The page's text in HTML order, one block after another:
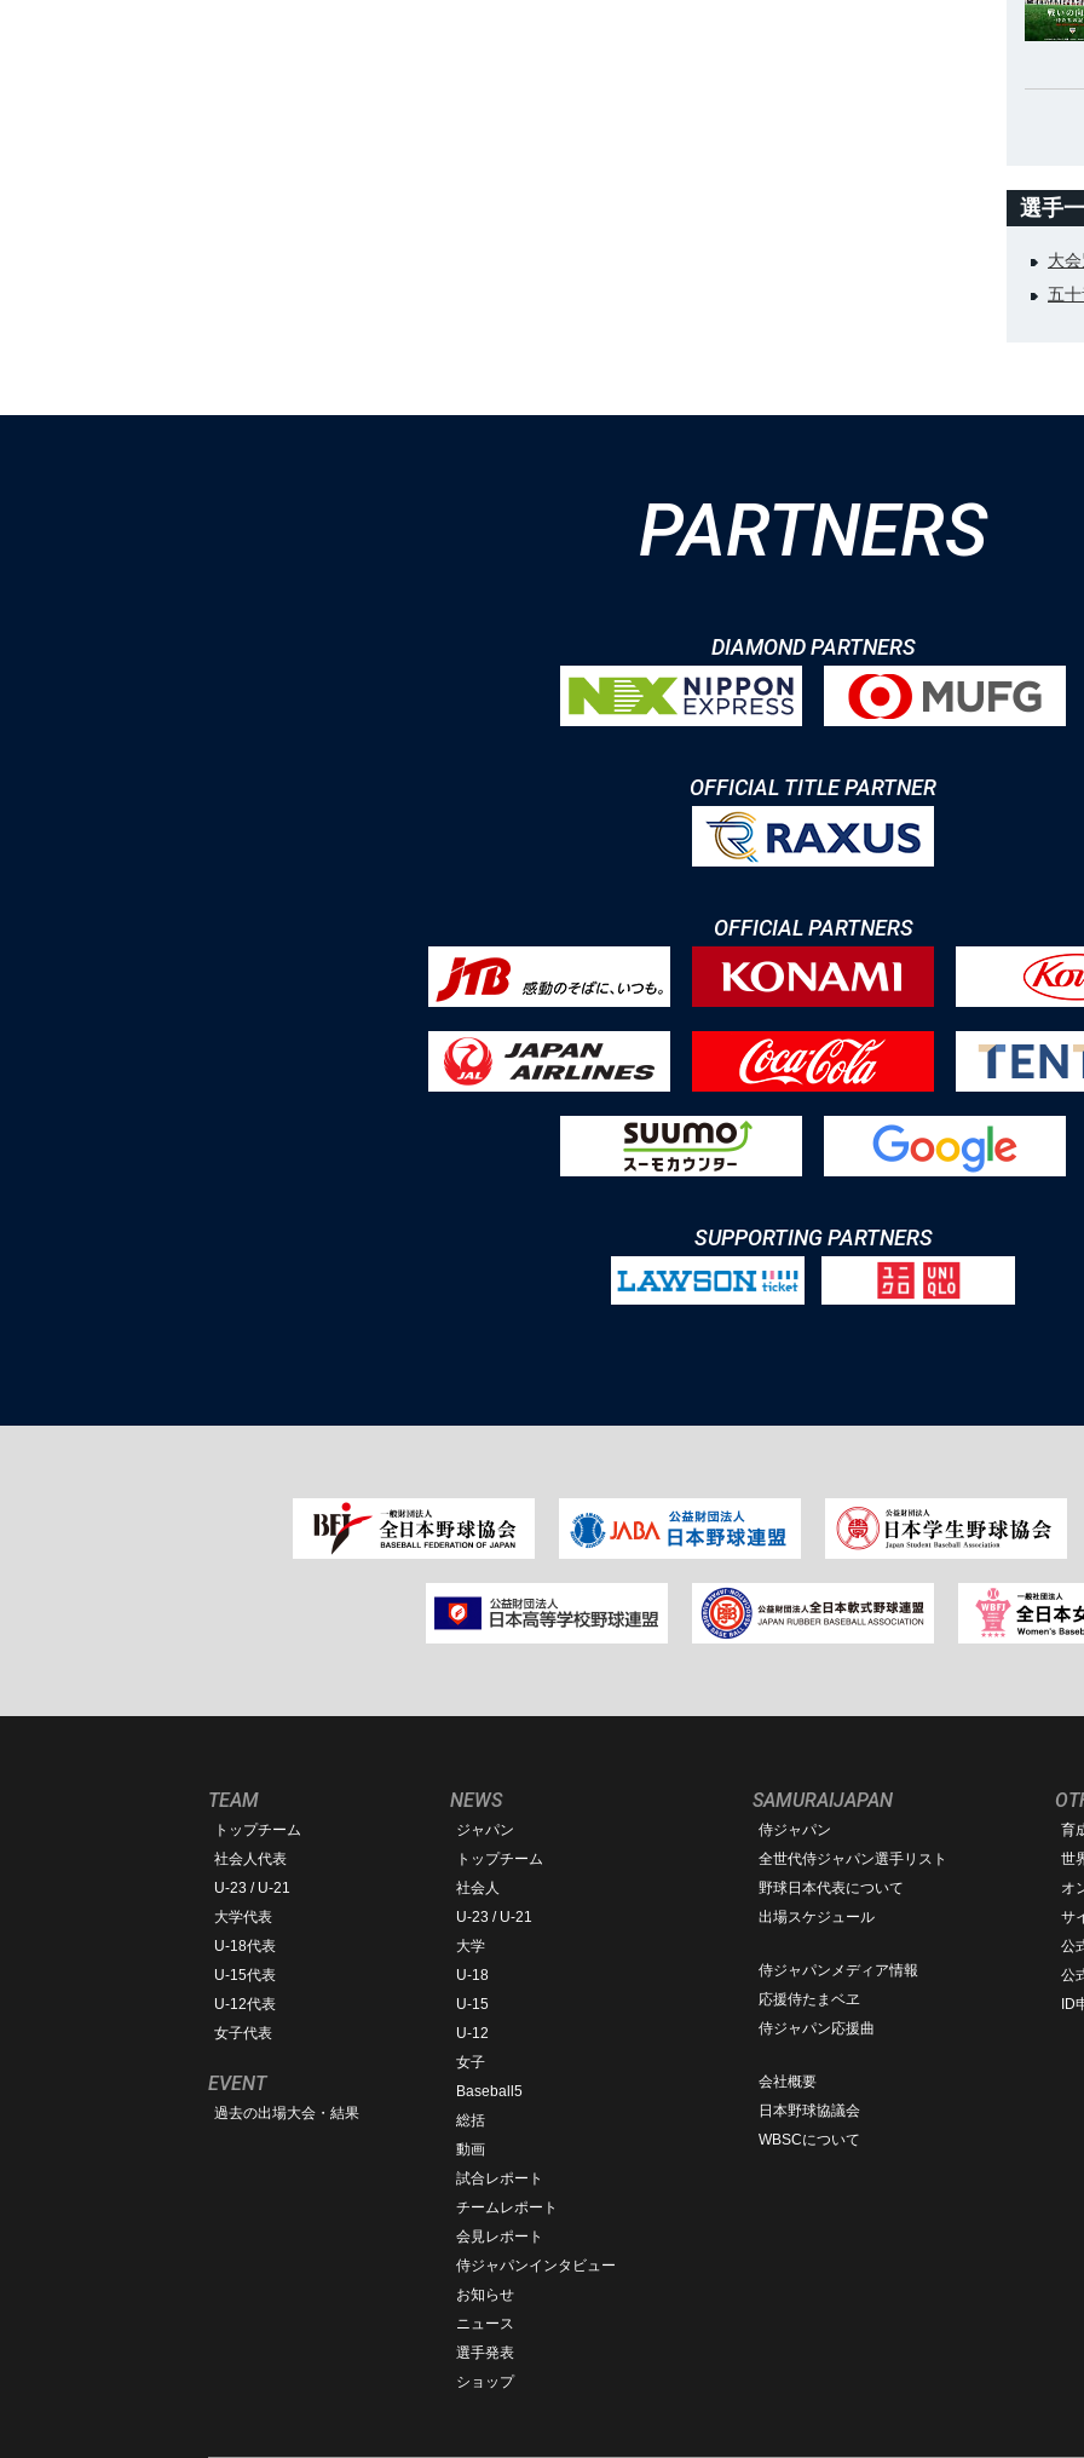
選手
大
五
PARTNERS
DIAMOND PARTNERS
OFFICIAL TITLE PARTNER
OFFICIAL PARTNERS
SUPPORTING PARTNERS
TEAM
トップチーム
社会人代表
U-23 / U-21
大学代表
U-18代表
U-15代表
U-12代表
女子代表
EVENT
過去の出場大会・結果
NEWS
ジャパン
トップチーム
社会人
U-23 / U-21
大学
U-18
U-15
U-12
女子
Baseball5
総括
動画
試合レポート
チームレポート
会見レポート
侍ジャパンインタビュー
お知らせ
ニュース
選手発表
ショップ
SAMURAIJAPAN
侍ジャパン
全世代侍ジャパン選手リスト
野球日本代表について
出場スケジュール
侍ジャパンメディア情報
応援侍たまベヱ
侍ジャパン応援曲
会社概要
日本野球協議会
WBSCについて
育
世
オ
サ
公
公
ID